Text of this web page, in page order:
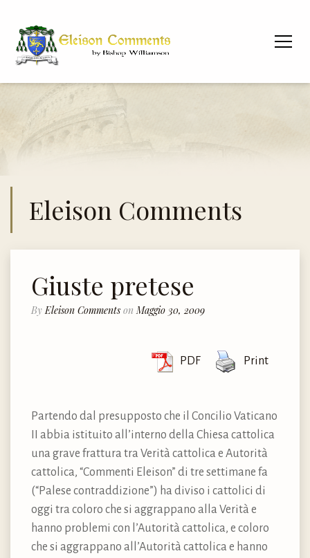
Eleison Comments
Giuste pretese
By Eleison Comments on Maggio 30, 2009
PDF Print
Partendo dal presupposto che il Concilio Vaticano
II abbia istituito all’interno della Chiesa cattolica
una grave frattura tra Verità cattolica e Autorità
cattolica, “Commenti Eleison” di tre settimane fa
(“Palese contraddizione”) ha diviso i cattolici di
oggi tra coloro che si aggrappano alla Verità e
hanno problemi con l’Autorità cattolica, e coloro
che si aggrappano all’Autorità cattolica e hanno